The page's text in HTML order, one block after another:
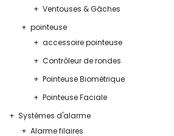
Ventouses & Gâches
pointeuse
accessoire pointeuse
Contrôleur de rondes
Pointeuse Biométrique
Pointeuse Faciale
Systèmes d'alarme
Alarme filaires